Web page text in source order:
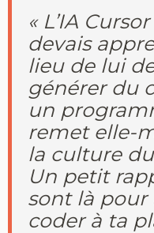
« L’IA
devais
lieu de lui
générer du
un
remet elle-
la culture
Un petit
sont là pour
coder à ta